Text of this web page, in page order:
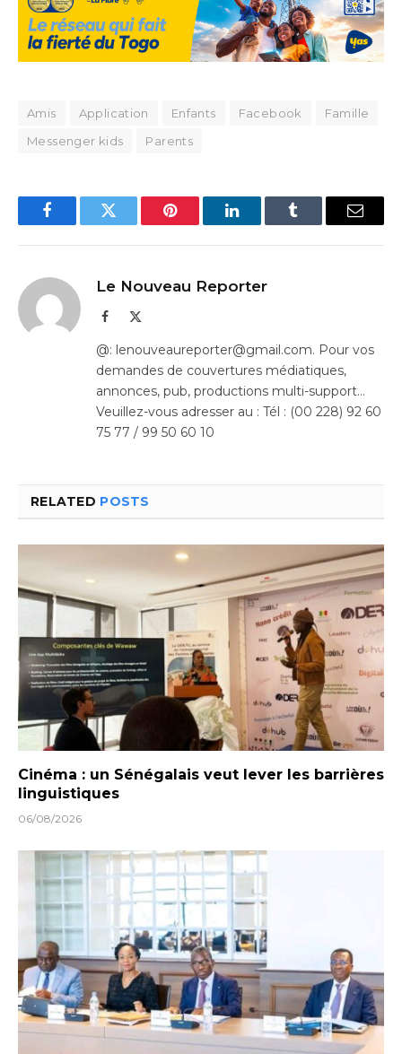
Amis Application Enfants Facebook
Famille
Messenger kids
Parents
FacebookTwitter Pinterest LinkedInTumblr Email
Le Nouveau Reporter
Facebook
@: lenouveaureporter@gmail.com. Pour vos
demandes de couvertures médiatiques,
annonces, pub, productions multi-support…
Veuillez-vous adresser au : Tél : (00 228) 92 60
75 77 / 99 50 60 10
RELATED POSTS
Cinéma : un Sénégalais veut lever les barrières
linguistiques
06/08/2026